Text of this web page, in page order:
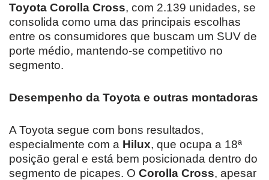
Toyota Corolla Cross, com 2.139 unidades, se
consolida como uma das principais escolhas
entre os consumidores que buscam um SUV de
porte médio, mantendo-se competitivo no
segmento.
Desempenho da Toyota e outras montadoras
A Toyota segue com bons resultados,
especialmente com a Hilux, que ocupa a 18ª
posição geral e está bem posicionada dentro do
segmento de picapes. O Corolla Cross, apesar